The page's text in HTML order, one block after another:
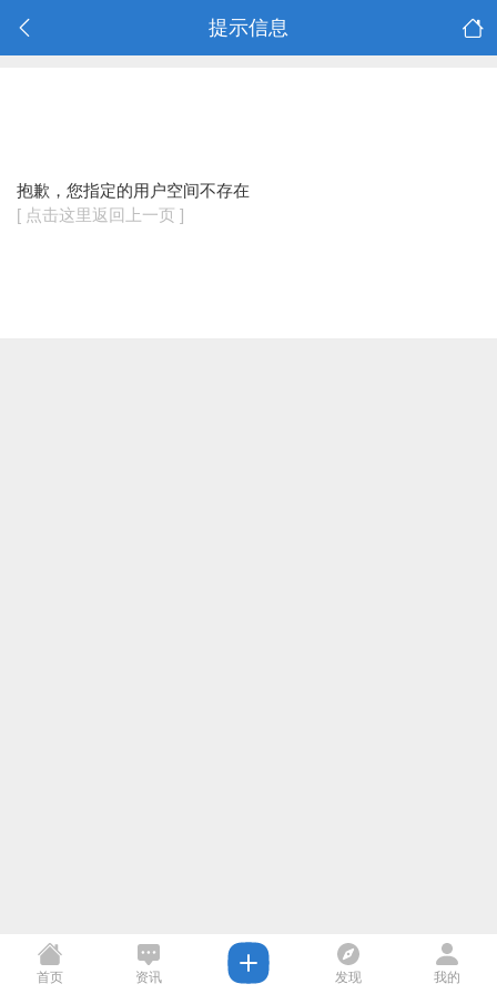
提示信息
抱歉，您指定的用户空间不存在
[ 点击这里返回上一页 ]
首页 资讯 发现 我的